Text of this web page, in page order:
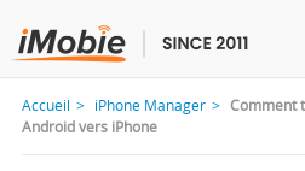
Accueil iPhone Manager
Comment
Android vers iPhone